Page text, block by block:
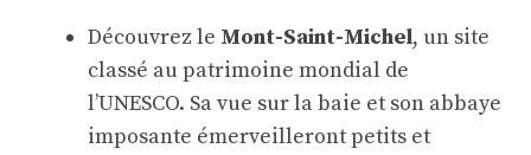
Découvrez le Mont-Saint-Michel, un site
classé au patrimoine mondial de
l’UNESCO. Sa vue sur la baie et son abbaye
imposante émerveilleront petits et